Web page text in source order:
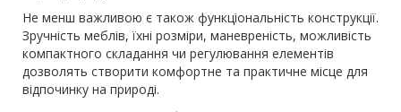
Не менш важливою є також функціональність конструкції.
Зручність меблів, їхні розміри, маневреність, можливість
компактного складання чи регулювання елементів
дозволять створити комфортне та практичне місце для
відпочинку на природі.